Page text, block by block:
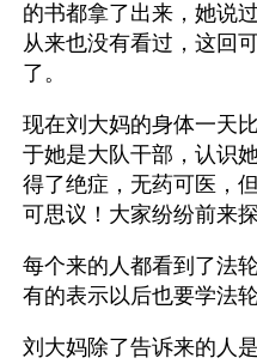
的书都拿了出来，她说
从来也没有看过，这回
了。
现在刘大妈的身体一天
于她是大队干部，认识
得了绝症，无药可医，
可思议！大家纷纷前来
每个来的人都看到了法
有的表示以后也要学法轮
刘大妈除了告诉来的人